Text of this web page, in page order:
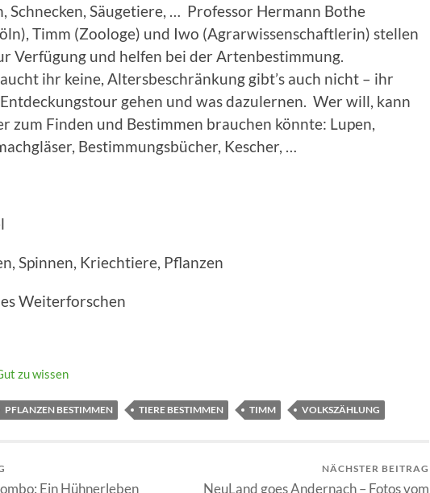
Schnecken, Säugetiere, … Professor Hermann Bothe
Timm (Zoologe) und Iwo (Agrarwissenschaftlerin) stellen
Verfügung und helfen bei der Artenbestimmung.
ihr keine, Altersbeschränkung gibt’s auch nicht – ihr
gehen und was dazulernen. Wer will, kann
zum Finden und Bestimmen brauchen könnte: Lupen,
Bestimmungsbücher, Kescher, …
Spinnen, Kriechtiere, Pflanzen
Weiterforschen
zu wissen
PFLANZEN BESTIMMEN TIERE BESTIMMEN TIMM VOLKSZÄHLUNG
Ein Hühnerleben
NÄCHSTER BEITRAG
NeuLand goes Andernach – Fotos vom